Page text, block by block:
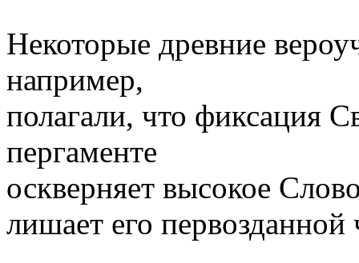
Некоторые древние
например,
полагали, что фиксация
пергаменте
оскверняет высокое
лишает его